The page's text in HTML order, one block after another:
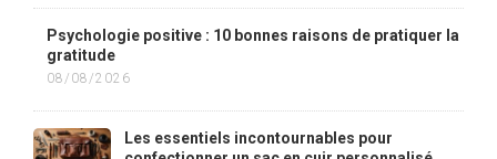
Psychologie positive : 10 bonnes raisons de pratiquer la
gratitude
08/08/2026
Les essentiels incontournables pour